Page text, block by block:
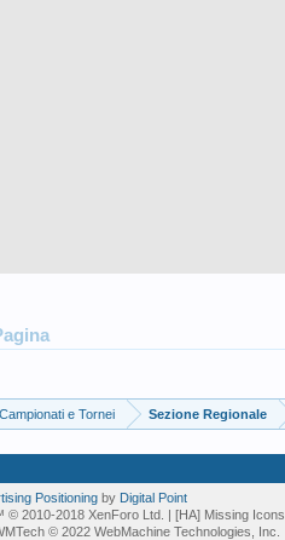
Campionati e Tornei Sezione Regionale
Positioning by Digital Point
© 2010-2018 XenForo Ltd. | [HA] Missing Icons
© 2022 WebMachine Technologies, Inc.